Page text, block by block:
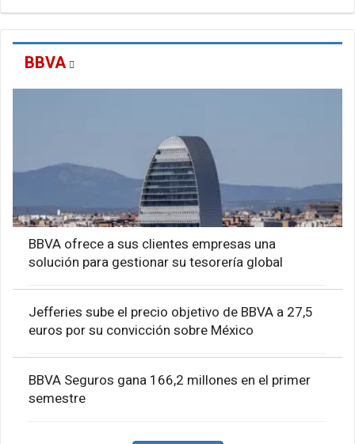
BBVA
BBVA ofrece a sus clientes empresas una
solución para gestionar su tesorería global
Jefferies sube el precio objetivo de BBVA a 27,5
euros por su convicción sobre México
BBVA Seguros gana 166,2 millones en el primer
semestre